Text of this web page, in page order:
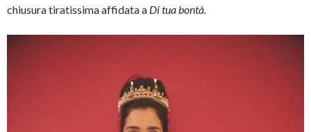
chiusura tiratissima affidata a Di tua bontà.